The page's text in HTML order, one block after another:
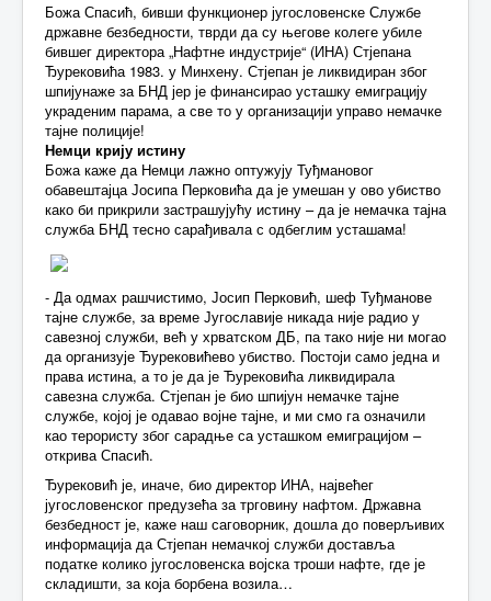
Божа Спасић, бивши функционер југословенске Службе
државне безбедности, тврди да су његове колеге убиле
бившег директора „Нафтне индустрије“ (ИНА) Стјепана
Ђурековића 1983. у Минхену. Стјепан је ликвидиран због
шпијунаже за БНД јер је финансирао усташку емиграцију
украденим парама, а све то у организацији управо немачке
тајне полиције!
Немци крију истину
Божа каже да Немци лажно оптужују Туђмановог
обавештајца Јосипа Перковића да је умешан у ово убиство
како би прикрили застрашујућу истину – да је немачка тајна
служба БНД тесно сарађивала с одбеглим усташама!
- Да одмах рашчистимо, Јосип Перковић, шеф Туђманове
тајне службе, за време Југославије никада није радио у
савезној служби, већ у хрватском ДБ, па тако није ни могао
да организује Ђурековићево убиство. Постоји само једна и
права истина, а то је да је Ђурековића ликвидирала
савезна служба. Стјепан је био шпијун немачке тајне
службе, којој је одавао војне тајне, и ми смо га означили
као терористу због сарадње са усташком емиграцијом –
открива Спасић.
Ђурековић је, иначе, био директор ИНА, највећег
југословенског предузећа за трговину нафтом. Државна
безбедност је, каже наш саговорник, дошла до поверљивих
информација да Стјепан немачкој служби доставља
податке колико југословенска војска троши нафте, где је
складишти, за која борбена возила…